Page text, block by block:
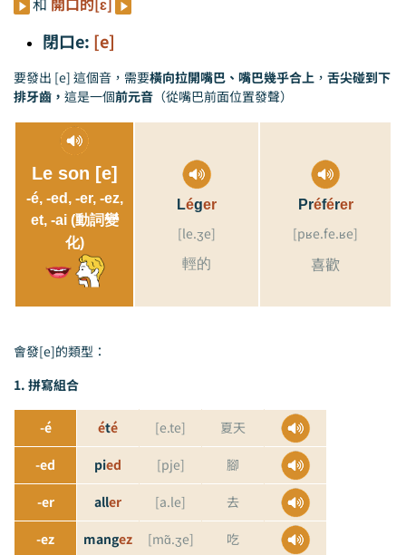
閉口e: [e]
要發出 [e] 這個音，需要橫向拉開嘴巴、嘴巴幾乎合上 ， 舌尖碰到下
排牙齒， 這是一個前元音 （從嘴巴前面位置發聲）
Le son [e]
-é, -ed, -er, -ez,
et, -ai (動詞變
化)
Léger Préférer
[le.ʒe] [pʁe.fe.ʁe]
輕的 喜歡
會發[e]的類型：
1. 拼寫組合
-é été [e.te] 夏天
-ed pied [pje] 腳
-er aller [a.le] 去
-ez mangez [mɑ̃.ʒe] 吃